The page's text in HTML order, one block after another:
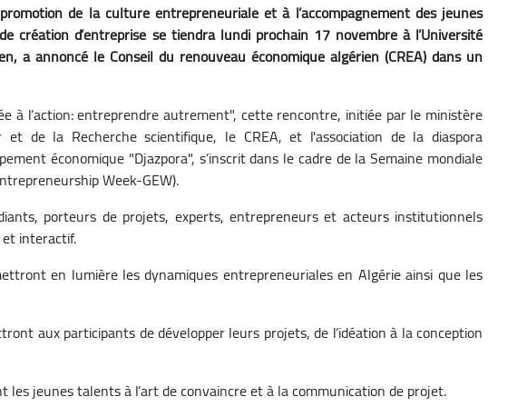
de la culture entrepreneuriale et à l’accompagnement des jeunes
création d’entreprise se tiendra lundi prochain 17 novembre à l’Université
a annoncé le Conseil du renouveau économique algérien (CREA) dans un
à l’action: entreprendre autrement", cette rencontre, initiée par le ministère
et de la Recherche scientifique, le CREA, et l'association de la diaspora
économique "Djazpora", s’inscrit dans le cadre de la Semaine mondiale
Week-GEW).
porteurs de projets, experts, entrepreneurs et acteurs institutionnels
interactif.
en lumière les dynamiques entrepreneuriales en Algérie ainsi que les
aux participants de développer leurs projets, de l’idéation à la conception
les jeunes talents à l’art de convaincre et à la communication de projet.